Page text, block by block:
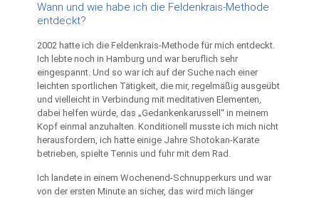
Wann und wie habe ich die Feldenkrais-Methode
entdeckt?
2002 hatte ich die Feldenkrais-Methode für mich entdeckt.
Ich lebte noch in Hamburg und war beruflich sehr
eingespannt. Und so war ich auf der Suche nach einer
leichten sportlichen Tätigkeit, die mir, regelmäßig ausgeübt
und vielleicht in Verbindung mit meditativen Elementen,
dabei helfen würde, das „Gedankenkarussell“ in meinem
Kopf einmal anzuhalten. Konditionell musste ich mich nicht
herausfordern, ich hatte einige Jahre Shotokan-Karate
betrieben, spielte Tennis und fuhr mit dem Rad.
Ich landete in einem Wochenend-Schnupperkurs und war
von der ersten Minute an sicher, das wird mich länger